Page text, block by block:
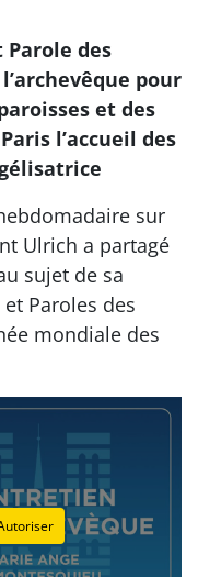
Parole des
pour
et des
l’accueil des
sur
Ulrich a partagé
sujet de sa
et Paroles des
mondiale des